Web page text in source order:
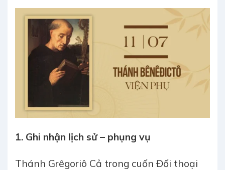
1. Ghi nhận lịch sử – phụng vụ
Thánh Grêgoriô Cả trong cuốn Đối thoại